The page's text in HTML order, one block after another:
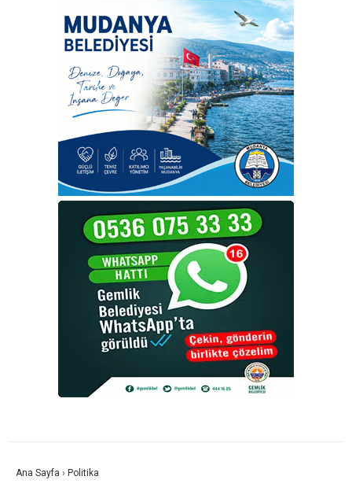
Ana Sayfa › Politika